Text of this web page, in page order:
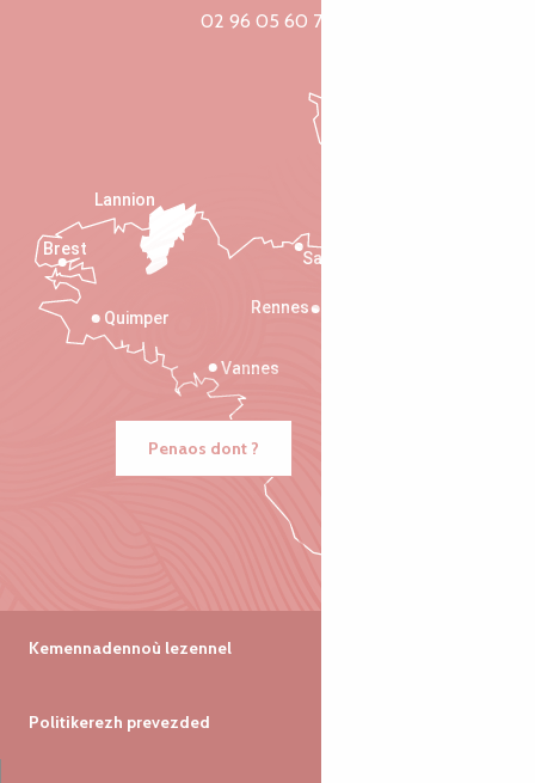
02 96 05 60 70
Saint-Malo
Rennes
Vannes
Quimper
Lannion
Brest
Penaos dont ?
Kemennadennoù lezennel
Politikerezh prevezded